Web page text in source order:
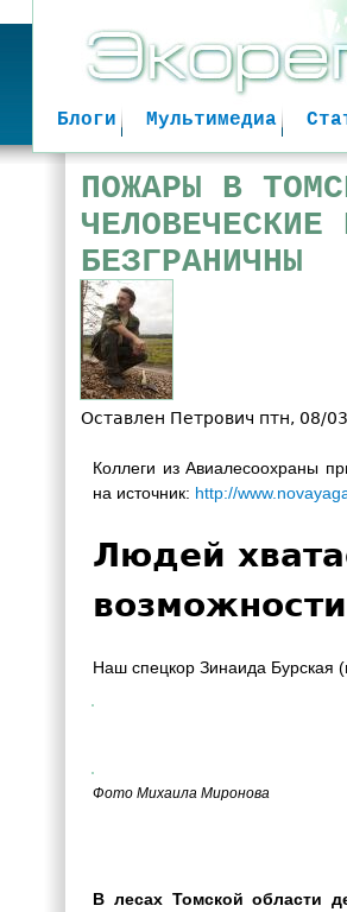
Мультимедиа
Блоги
ПОЖАРЫ В
ЧЕЛОВЕЧЕСКИЕ
БЕЗГРАНИЧНЫ
Оставлен Петрович птн, 08/
Коллеги из Авиалесоохраны
на источник: http://
Людей
Наш спецкор Зинаида Бурская
Фото Михаила Миронова
В лесах Томской области